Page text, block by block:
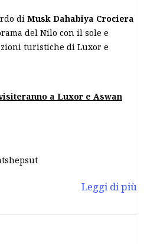
di Musk Dahabiya Crociera
del Nilo con il sole e
turistiche di Luxor e
a Luxor e Aswan
Leggi di più